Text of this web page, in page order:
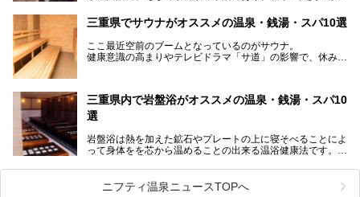
伊勢神宮を擁する伊勢志摩や、世界遺産に登録された熊野古
道をはじめ、鳥羽水族館、忍者の里・伊賀、鈴鹿サーキッ
ト、松坂牛に伊勢海老……と、観光＆グルメの宝庫です。
東からも西からも訪れやすい三重県には、ハイクオリティな
スーパー銭湯がたくさん！お風呂も食事もコスパもいい、お
三重県でサウナがオススメの温泉・銭湯・スパ10選
ここ最近空前のブームとなっているのがサウナ。
健康意識の高まりやテレビドラマ「サ道」の影響で、休みの
いサウナのある温泉や銭湯、スパをご紹介。
気軽に立ち寄れてリラックス効果の高いサウナで、日頃の疲
れをリフレッシュしませんか？
三重県内で岩盤浴がオススメの温泉・銭湯・スパ10
選
岩盤浴は熱を加えた鉱石やプレートの上に寝そべることによ
って身体をを芯から温めることの出来る温浴健康法です。じ
果だけではなく、代謝が高まり健康や美容にも良い影響が期
待できます。今回はそんな岩盤浴にこだわった、三重県内の
ニフティ温泉ニュースTOPへ